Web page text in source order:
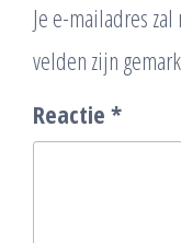
Je e-mailadres
velden zijn
Reactie *